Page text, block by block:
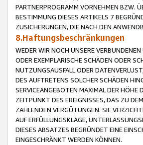
PARTNERPROGRAMM VORNEHMEN BZW.
BESTIMMUNG DIESES ARTIKELS 7
ZUSICHERUNGEN, DIE NACH DEN
8.Haftungsbeschränkungen
WEDER WIR NOCH UNSERE
ODER EXEMPLARISCHE SCHÄDEN ODER
NUTZUNGSAUSFALL ODER
DES AUFTRETENS SOLCHER SCHÄDEN
SERVICEANGEBOTEN MAXIMAL DER
ZEITPUNKT DES EREIGNISSES, DAS ZU
ZAHLENDEN VERGÜTUNGEN. SIE
AUF ERFÜLLUNGSKLAGE,
DIESES ABSATZES BEGRÜNDET EINE
EINGESCHRÄNKT WERDEN KÖNNEN.